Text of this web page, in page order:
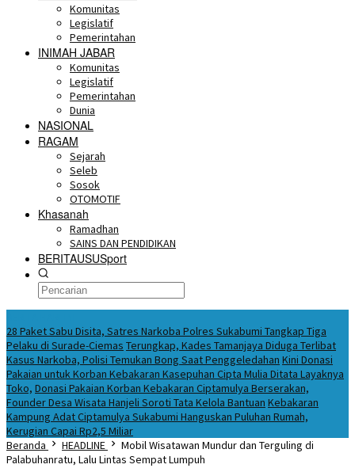
Komunitas
Legislatif
Pemerintahan
INIMAH JABAR
Komunitas
Legislatif
Pemerintahan
Dunia
NASIONAL
RAGAM
Sejarah
Seleb
Sosok
OTOMOTIF
Khasanah
Ramadhan
SAINS DAN PENDIDIKAN
BERITAUSUSport
28 Paket Sabu Disita, Satres Narkoba Polres Sukabumi Tangkap Tiga
Pelaku di Surade-Ciemas Terungkap, Kades Tamanjaya Diduga Terlibat
Kasus Narkoba, Polisi Temukan Bong Saat Penggeledahan Kini Donasi
Pakaian untuk Korban Kebakaran Kasepuhan Cipta Mulia Ditata Layaknya
Toko, Donasi Pakaian Korban Kebakaran Ciptamulya Berserakan,
Founder Desa Wisata Hanjeli Soroti Tata Kelola Bantuan Kebakaran
Kampung Adat Ciptamulya Sukabumi Hanguskan Puluhan Rumah,
Kerugian Capai Rp2,5 Miliar
Beranda
HEADLINE
Mobil Wisatawan Mundur dan Terguling di
Palabuhanratu, Lalu Lintas Sempat Lumpuh